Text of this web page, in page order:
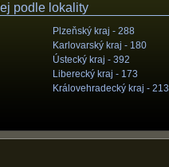
podle lokality
Plzeňský kraj - 288
Karlovarský kraj - 180
Ústecký kraj - 392
Liberecký kraj - 173
Královehradecký kraj - 213